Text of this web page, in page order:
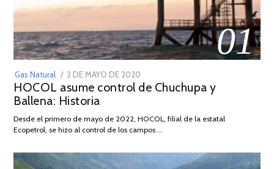
01
Gas Natural
POSTED
ON
2 DE MAYO DE 2020
DE
2026
HOCOL asume control de Chuchupa y
Ballena: Historia
Desde el primero de mayo de 2022, HOCOL, filial de la estatal
Ecopetrol, se hizo al control de los campos …